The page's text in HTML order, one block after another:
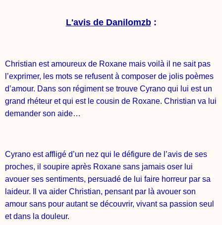
L'avis de Danilomzb:
Christian est amoureux de Roxane mais voilà il ne sait pas
l’exprimer, les mots se refusent à composer de jolis poèmes
d’amour. Dans son régiment se trouve Cyrano qui lui est un
grand rhéteur et qui est le cousin de Roxane. Christian va lui
demander son aide…
Cyrano est affligé d’un nez qui le défigure de l’avis de ses
proches, il soupire après Roxane sans jamais oser lui
avouer ses sentiments, persuadé de lui faire horreur par sa
laideur. Il va aider Christian, pensant par là avouer son
amour sans pour autant se découvrir, vivant sa passion seul
et dans la douleur.